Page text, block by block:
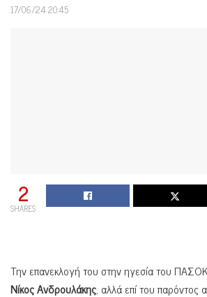
17/06/24 20:45
2
SHARES
Την επανεκλογή του στην ηγεσία του ΠΑΣΟΚ
Νίκος Ανδρουλάκης, αλλά επί του παρόντος